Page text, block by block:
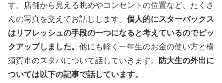
す。店舗から見える眺めやコンセントの位置など、たくさ
んの写真を交えてお話しします。 個人的にスターバックス
はリフレッシュの手段の一つになると考えているのでピッ
クアップしました。 他にも軽く一年生のお金の使い方と横
須賀市のスタバについて話していきます。
防大生の外出に
ついては以下の記事で話しています。